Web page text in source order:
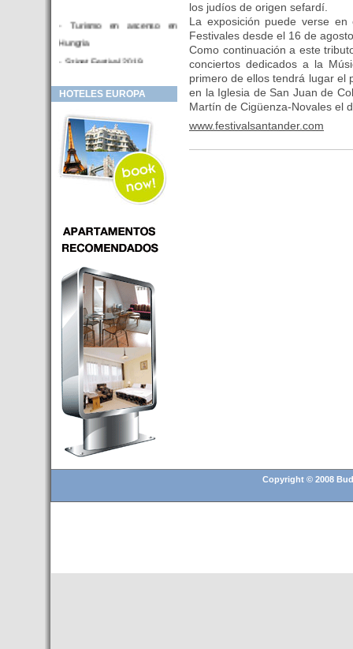
- Turismo en ascenso en
Hungria
- Sziget Festival 2019
Hotel en venta en zona PRIME
- Inversor para hotel
- Hotel en venta Budapest
- Budapest y Cracovia, las
ciudades de moda en 2018
- Inaugurado en BUDAPEST el
puede ser controlado por
Smarthfones de sus clientes
- HOTEL Moments Budapest,
éste sí es un ‘gran hotel
Budapest’.
- Hoteles en BUDAPEST:
Resultados octubre de 2016,
subida del 15% ocupación y
del 25,6% en el RevPar
- Nuevo Hotel en Budapest
bajo la marca Exe Hotusa
- Transfer Aeropuerto de
BUDAPEST
HOTELES EUROPA
los judíos de origen sefardí.
La exposición puede verse
Festivales desde el 16 de
Como continuación a este
conciertos dedicados a la
primero de ellos tendrá lugar el
en la Iglesia de San Juan de
Martín de Cigüenza-Novales el
www.festivalsantander.com
Copyright © 2008